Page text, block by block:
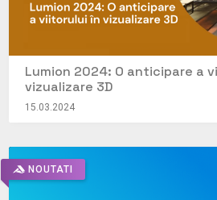
Lumion 2024: O anticipare a
vizualizare 3D
15.03.2024
NOUTATI